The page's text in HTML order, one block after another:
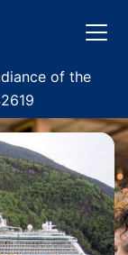
of the